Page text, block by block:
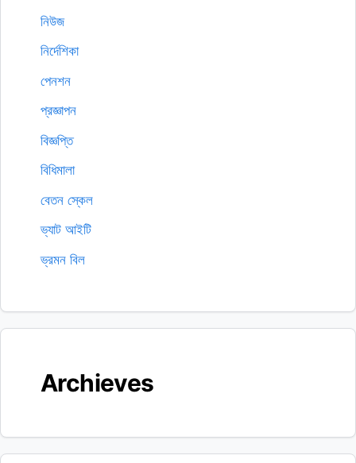
নিউজ
নির্দেশিকা
পেনশন
প্রজ্ঞাপন
বিজ্ঞপ্তি
বিধিমালা
বেতন স্কেল
ভ্যাট আইটি
ভ্রমন বিল
Archieves